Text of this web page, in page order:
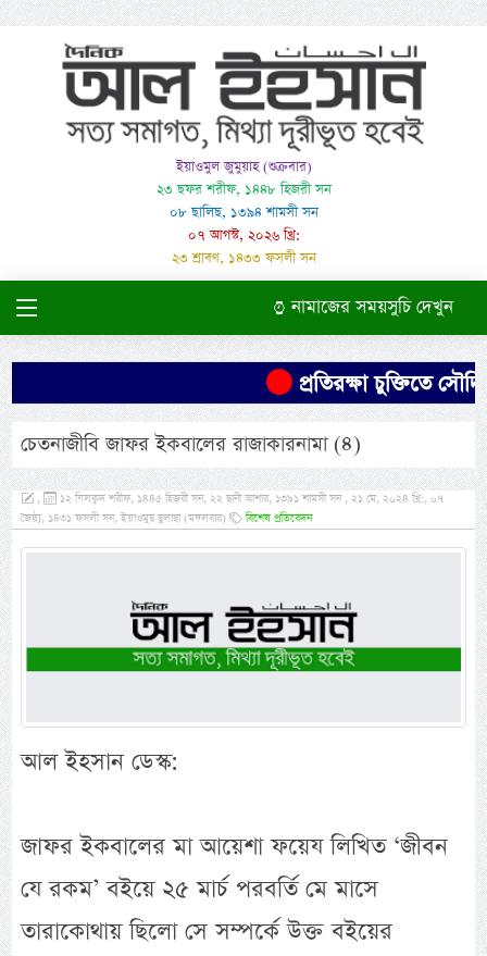
ইয়াওমুল জুমুয়াহ (শুক্রবার)
২৩ ছফর শরীফ, ১৪৪৮ হিজরী সন
০৮ ছালিছ, ১৩৯৪ শামসী সন
০৭ আগস্ট, ২০২৬ খ্রি:
২৩ শ্রাবণ, ১৪৩৩ ফসলী সন
নামাজের সময়সুচি দেখুন
প্রতিরক্ষা চুক্তিতে
চেতনাজীবি জাফর ইকবালের রাজাকারনামা (৪)
,
১২ যিলক্বদ শরীফ, ১৪৪৫ হিজরী সন, ২২ ছানী আশার, ১৩৯১ শামসী সন , ২১ মে, ২০২৪ খ্রি:, ০৭
জৈষ্ঠ্য, ১৪৩১ ফসলী সন, ইয়াওমুছ ছুলাছা (মঙ্গলবার)
বিশেষ প্রতিবেদন
আল ইহসান ডেস্ক:
জাফর ইকবালের মা আয়েশা ফয়েয লিখিত ‘জীবন
যে রকম’ বইয়ে ২৫ মার্চ পরবর্তি মে মাসে
তারাকোথায় ছিলো সে সম্পর্কে উক্ত বইয়ের